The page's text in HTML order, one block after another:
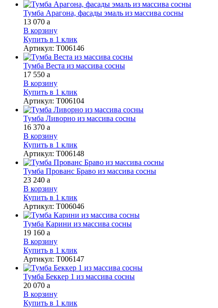
Тумба Арагона, фасады эмаль из массива сосны
13 070 a
В корзину
Купить в 1 клик
Артикул: Т006146
Тумба Веста из массива сосны
17 550 a
В корзину
Купить в 1 клик
Артикул: Т006104
Тумба Ливорно из массива сосны
16 370 a
В корзину
Купить в 1 клик
Артикул: Т006148
Тумба Прованс Браво из массива сосны
23 240 a
В корзину
Купить в 1 клик
Артикул: Т006046
Тумба Карини из массива сосны
19 160 a
В корзину
Купить в 1 клик
Артикул: Т006147
Тумба Беккер 1 из массива сосны
20 070 a
В корзину
Купить в 1 клик